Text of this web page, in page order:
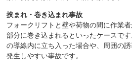
挟まれ・巻き込まれ事故
フォークリフトと壁や荷物の間に作業
部分に巻き込まれるといったケースで
の導線内に立ち入った場合や、周囲の
発生しやすい事故です。